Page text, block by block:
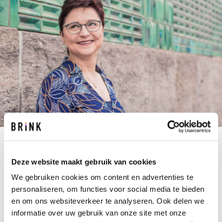
Deze website maakt gebruik van cookies
We gebruiken cookies om content en advertenties te
personaliseren, om functies voor social media te bieden
en om ons websiteverkeer te analyseren. Ook delen we
informatie over uw gebruik van onze site met onze
M.DE.KORT@BRINK.NL +31 40 267 67 45
Voor Monique betekent groeien dat je nooit stopt
met leren. Na jaren als secretaresse maakte ze
een mooie overstap naar finance. Ze werkt nu op